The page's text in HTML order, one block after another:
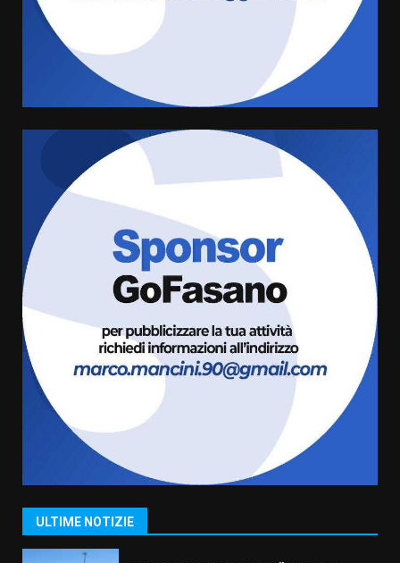
ULTIME NOTIZIE
Carta d’identità: continua il piano
di aperture straordinarie del
Comune di Fasano
cittadina di Fratelli d’Italia,
pronta a tornare in Consiglio
comunale
6 Agosto 2026 08:00
Cura dei beni comuni e
cittadinanza attiva: online
l’avviso per la gestione
condivisa della Villetta di
Laureto
La magia del Minareto e la prima
assoluta de “L’Albergo
Belvedere. Il rapimento”
6 Agosto 2026 06:15
1
“I Contestatori: Musica di
Rivoluzione”: nuovo
appuntamento con “Fasano in